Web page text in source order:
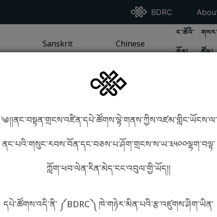
Go To BDRC
BDRC Go
/ SEA TRADITIONPAGE
GO TOSANSKRIT TRADITION
Sanskrit
GO TOCHINESE TRADITION
Chinese
GO TO
ང་ཚོའི་
སྐོར།
GO
ཚོལ།
༄།།ནང་བསྟན་གྲངས་འཛིན་དཔེ་ཚོགས་ལྟེ་གནས་ཀྱིས་འཛམ་གླིང་ཡོངས་ལ་
ནང་པའི་གསུང་རབས་བོན་དང་བཅས་པ་ཤོག་གྲངས་ས་ཡ་༣༥༠༠ལྷག་བལྟ་
ཀློག་ཕབ་ལེན་རིན་མེད་ངང་འབུལ་གྱི་ཡོད།།
དཔེ་ཚོགས་འདི་ནི་ ༼BDRC༽ ཁེ་གཉེར་མིན་པའི་རྩ་འཛུགས་ཤིག་ཡིན་
phonetics! How to find things?